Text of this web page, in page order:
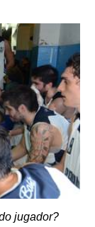
jugador?